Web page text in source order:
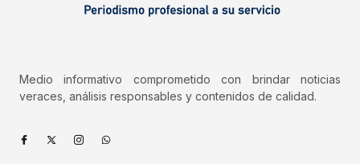
Medio informativo comprometido con brindar noticias
veraces, análisis responsables y contenidos de calidad.